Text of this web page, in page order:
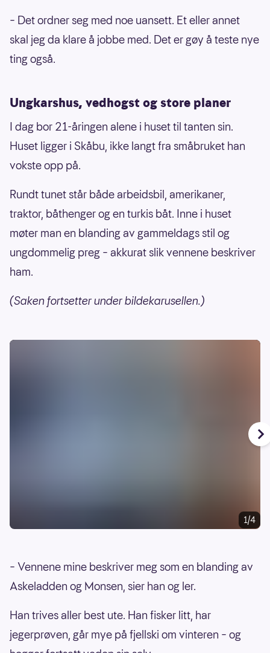
– Det ordner seg med noe uansett. Et eller annet
skal jeg da klare å jobbe med. Det er gøy å teste nye
ting også.
Ungkarshus, vedhogst og store planer
I dag bor 21-åringen alene i huset til tanten sin.
Huset ligger i Skåbu, ikke langt fra småbruket han
vokste opp på.
Rundt tunet står både arbeidsbil, amerikaner,
traktor, båthenger og en turkis båt. Inne i huset
møter man en blanding av gammeldags stil og
ungdommelig preg – akkurat slik vennene beskriver
ham.
(Saken fortsetter under bildekarusellen.)
1/4
– Vennene mine beskriver meg som en blanding av
Askeladden og Monsen, sier han og ler.
Han trives aller best ute. Han fisker litt, har
jegerprøven, går mye på fjellski om vinteren – og